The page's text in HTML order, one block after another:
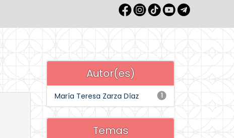
Autor(es)
1
María Teresa Zarza Díaz
Temas